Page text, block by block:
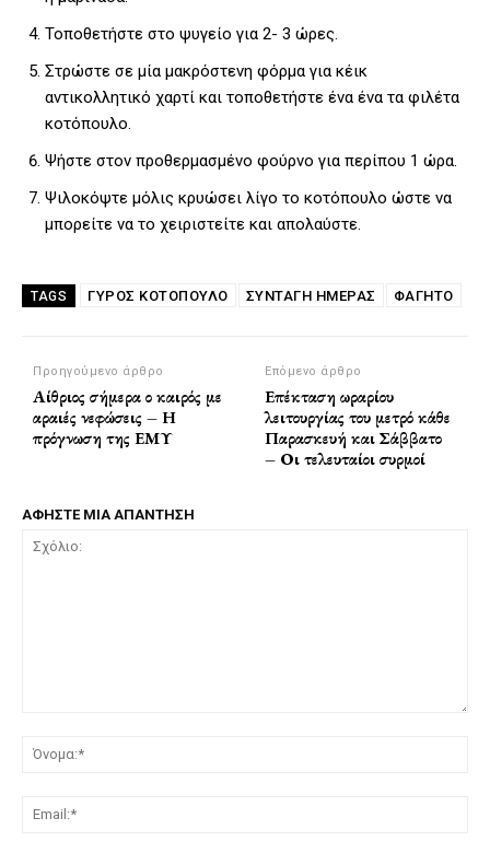
Τοποθετήστε στο ψυγείο για 2- 3 ώρες.
Στρώστε σε μία μακρόστενη φόρμα για κέικ
αντικολλητικό χαρτί και τοποθετήστε ένα ένα τα φιλέτα
κοτόπουλο.
Ψήστε στον προθερμασμένο φούρνο για περίπου 1 ώρα.
Ψιλοκόψτε μόλις κρυώσει λίγο το κοτόπουλο ώστε να
μπορείτε να το χειριστείτε και απολαύστε.
TAGS ΓΎΡΟΣ ΚΟΤΌΠΟΥΛΟ ΣΥΝΤΑΓΗ ΗΜΕΡΑΣ ΦΑΓΗΤΌ
Προηγούμενο άρθρο
Αίθριος σήμερα ο καιρός με
αραιές νεφώσεις – Η
πρόγνωση της ΕΜΥ
Επόμενο άρθρο
Επέκταση ωραρίου
λειτουργίας του μετρό κάθε
Παρασκευή και Σάββατο
– Οι τελευταίοι συρμοί
ΑΦΗΣΤΕ ΜΙΑ ΑΠΑΝΤΗΣΗ